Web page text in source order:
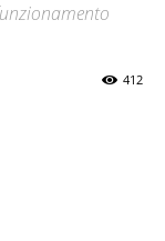
412